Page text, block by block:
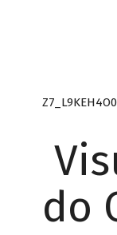
do